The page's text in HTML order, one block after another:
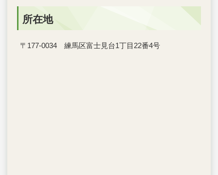
所在地
〒177-0034 練馬区富士見台1丁目22番4号